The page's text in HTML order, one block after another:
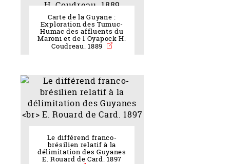
Carte de la Guyane :
Exploration des Tumuc-
Humac des affluents du
Maroni et de l'Oyapock H.
Coudreau. 1889
Le différend franco-
brésilien relatif à la
délimitation des Guyanes
E. Rouard de Card. 1897